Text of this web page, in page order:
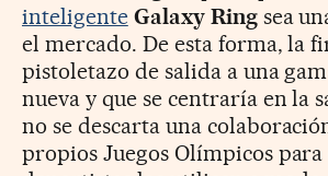
inteligente Galaxy Ringsea
el mercado. De esta forma, la
pistoletazo de salida a una
nueva y que se centraría en la
no se descarta una
propios Juegos Olímpicos para